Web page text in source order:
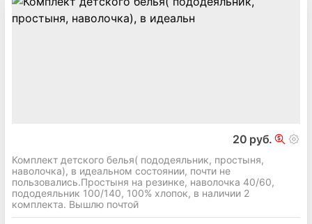
20 руб.
Комплект детского белья( пододеяльник, простыня,
наволочка), в идеальном состоянии, почти не
пользовались.Простыня на резинке, наволочка 40/60,
пододеяльник 100/140, 100% хлопок, в наличии 2
комплекта. Вышлю почтой